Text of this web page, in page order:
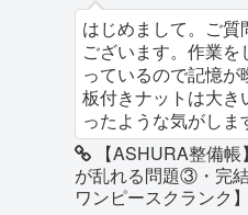
はじめまして。ご質
ございます。作業
っているので記憶
板付きナットは大
ったような気がしま
【ASHURA整備
が乱れる問題③・完
ワンピースクランク】